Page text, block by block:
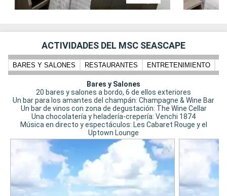
ACTIVIDADES DEL MSC SEASCAPE
BARES Y SALONES RESTAURANTES ENTRETENIMIENTO
Bares y Salones
20 bares y salones a bordo, 6 de ellos exteriores
Un bar para los amantes del champán: Champagne & Wine Bar
Un bar de vinos con zona de degustación: The Wine Cellar
Una chocolatería y heladería-crepería: Venchi 1874
Música en directo y espectáculos: Les Cabaret Rouge y el
Uptown Lounge